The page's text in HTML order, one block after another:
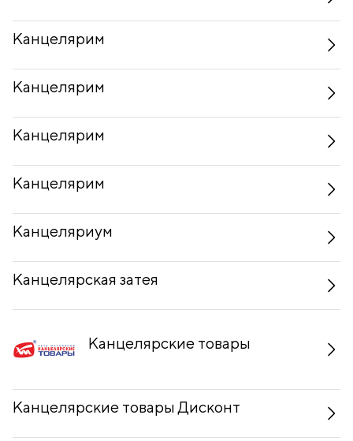
Канцелярим
Канцелярим
Канцелярим
Канцелярим
Канцеляриум
Канцелярская затея
Канцелярские товары
Канцелярские товары Дисконт